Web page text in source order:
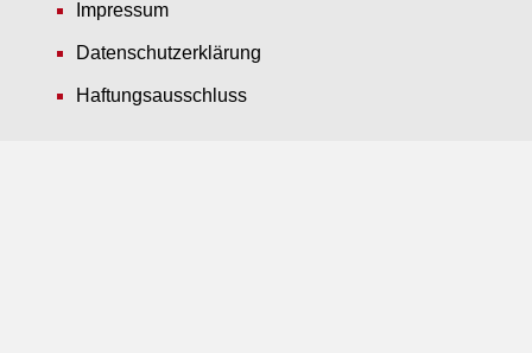
Impressum
Datenschutzerklärung
Haftungsausschluss